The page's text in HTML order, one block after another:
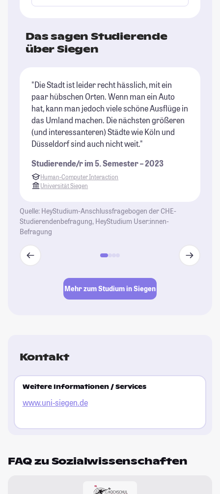
Das sagen Studierende
über Siegen
"Die Stadt ist leider recht hässlich, mit ein
paar hübschen Orten. Wenn man ein Auto
hat, kann man jedoch viele schöne Ausflüge in
das Umland machen. Die nächsten größeren
(und interessanteren) Städte wie Köln und
Düsseldorf sind auch nicht weit."
Studierende/r im 5. Semester – 2023
Human-Computer Interaction
Universität Siegen
Quelle: HeyStudium-Anschlussfragebogen der CHE-
Studierendenbefragung, HeyStudium User:innen-
Befragung
Mehr zum Studium in Siegen
Kontakt
Weitere Informationen / Services
www.uni-siegen.de
FAQ zu Sozialwissenschaften